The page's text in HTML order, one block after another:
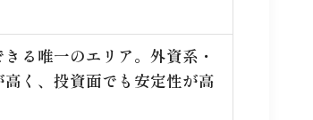
る唯一のエリア。外資系・
く、投資面でも安定性が高